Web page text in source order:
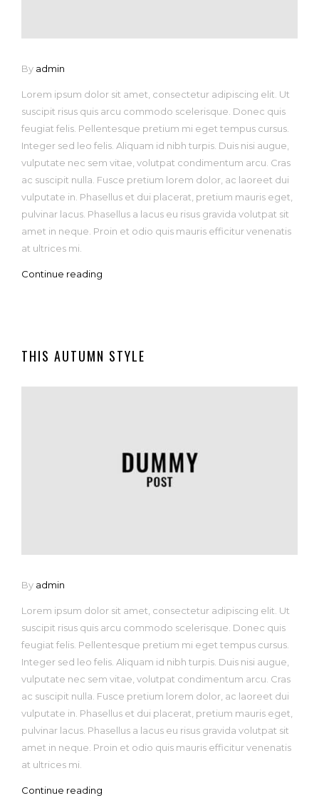
By admin
Lorem ipsum dolor sit amet, consectetur adipiscing elit. Ut
suscipit risus quis arcu commodo scelerisque. Donec quis
feugiat felis. Pellentesque pretium mi eget tempus cursus.
Integer sed leo felis. Aliquam id nibh turpis. Duis nisi augue,
vulputate nec sem vitae, volutpat condimentum arcu. Cras
ac suscipit nulla. Fusce pretium lorem dolor, ac laoreet dui
vulputate in. Phasellus et dui placerat, pretium mauris eget,
pulvinar lacus. Phasellus a lacus eu risus gravida volutpat sit
amet in neque. Proin et odio quis mauris efficitur venenatis
at ultrices mi.
Continue reading
THIS AUTUMN STYLE
By admin
Lorem ipsum dolor sit amet, consectetur adipiscing elit. Ut
suscipit risus quis arcu commodo scelerisque. Donec quis
feugiat felis. Pellentesque pretium mi eget tempus cursus.
Integer sed leo felis. Aliquam id nibh turpis. Duis nisi augue,
vulputate nec sem vitae, volutpat condimentum arcu. Cras
ac suscipit nulla. Fusce pretium lorem dolor, ac laoreet dui
vulputate in. Phasellus et dui placerat, pretium mauris eget,
pulvinar lacus. Phasellus a lacus eu risus gravida volutpat sit
amet in neque. Proin et odio quis mauris efficitur venenatis
at ultrices mi.
Continue reading